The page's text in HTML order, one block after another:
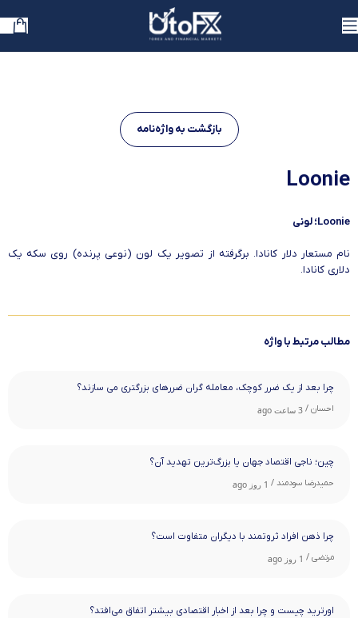
بازگشت به واژه‌نامه
Loonie
Loonie؛ لونی
نام مستعار دلار کانادا. برگرفته از تصویر یک لون (نوعی پرنده) روی سکه یک
دلاری کانادا.
مطالب مرتبط با واژه
چرا بعد از یک ضرر کوچک، معامله‌ گران ضررهای بزرگتری می ‌سازند؟
احسان / 3 ساعت ago
چین؛ ناجی اقتصاد جهان یا بزرگ‌ترین تهدید آن؟
حمیدرضا سودمند / 1 روز ago
چرا ذهن افراد ثروتمند با دیگران متفاوت است؟
مرتضی / 1 روز ago
اورترید چیست و چرا بعد از اخبار اقتصادی بیشتر اتفاق می‌افتد؟